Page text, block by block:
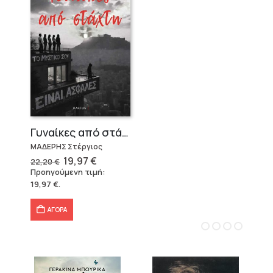
Γυναίκες από στάχτη
ΜΑΔΕΡΗΣ Στέργιος
22,20€ Original
price
was:
19,97€Η
τρέχουσα
τιμή
Προηγούμενη τιμή:
19,97 €.
ΑΓΟΡΑ